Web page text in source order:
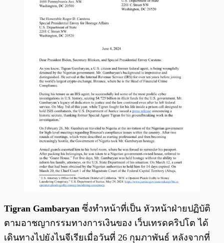
Tigran Gambaryan ซึ่งทำหน้าที่เป็น หัวหน้าฝ่ายปฏิบัติ
ตามอาชญากรรมทางการเงินของ เว็บเทรดคริปโต ได้
เดินทางไปยังไนจีเรียเมื่อวันที่ 26 กุมภาพันธ์ หลังจากที่